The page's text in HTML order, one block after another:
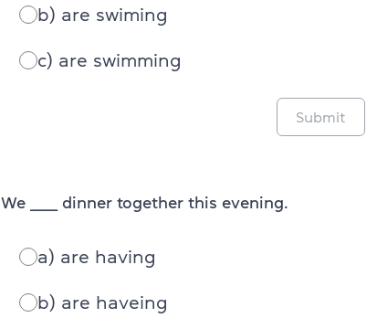
b) are swiming
c) are swimming
Submit
We ______ dinner together this evening.
a) are having
b) are haveing